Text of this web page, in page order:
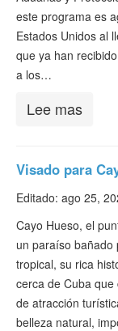
este programa es
Estados Unidos al
que ya han
a los…
Lee mas
Visado para
Editado: ago 25,
Cayo Hueso, el
un paraíso bañado
tropical, su rica
cerca de Cuba
de atracción
belleza natural,